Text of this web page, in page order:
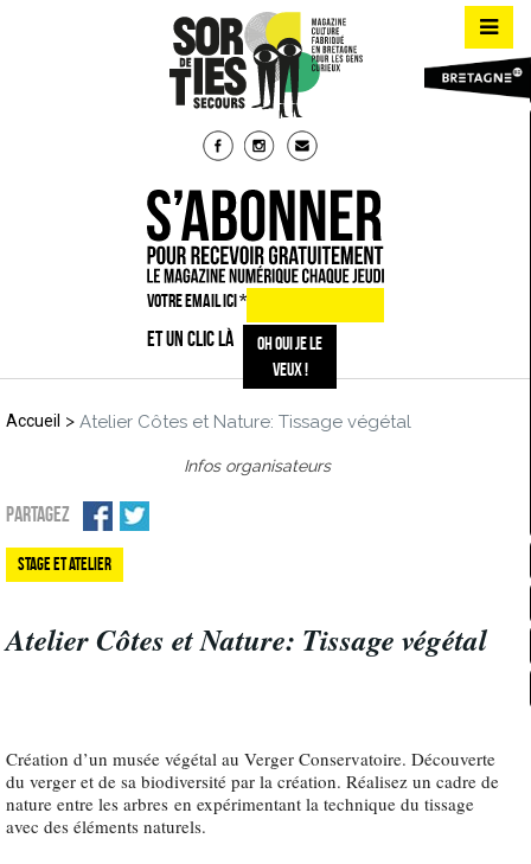
VOTRE EMAIL ICI*
ET UN CLIC LÀ
Accueil > Atelier Côtes et Nature: Tissage végétal
Infos organisateurs
PARTAGEZ
Stage et atelier
Atelier Côtes et Nature: Tissage végétal
Création d’un musée végétal au Verger Conservatoire. Découverte
du verger et de sa biodiversité par la création. Réalisez un cadre de
nature entre les arbres en expérimentant la technique du tissage
avec des éléments naturels.